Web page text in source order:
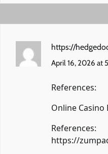
https://
April 16, 2026 at
References:
Online
References:
https://